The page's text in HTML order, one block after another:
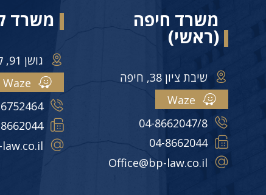
משרד חיפה
(ראשי)
שיבת ציון 38, חיפה
04-8662047/8
04-8662044
Office@bp-law.co.il
משרד
גושן 91, קרית מוצקין